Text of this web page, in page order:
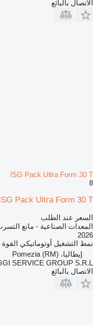
الاتصال بالبائع
ISG Pack Ultra Form 30 T
8
Pack Ultra Form 30 T
السعر عند الطلب
المعدات الصناعية - مانع
2026
نمط التشغيل أوتوماتيكي القوة
إيطاليا، Pomezia (RM)
SERVICE GROUP S.R.L.
الاتصال بالبائع